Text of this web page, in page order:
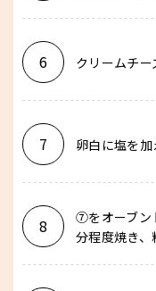
6 クリームチ
7 卵白に塩を
8
⑦をオーブン
分程度焼き、